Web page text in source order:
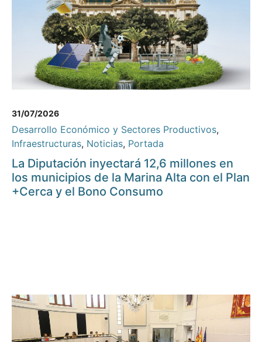
31/07/2026
Desarrollo Económico y Sectores Productivos,
Infraestructuras, Noticias, Portada
La Diputación inyectará 12,6 millones en
los municipios de la Marina Alta con el Plan
+Cerca y el Bono Consumo